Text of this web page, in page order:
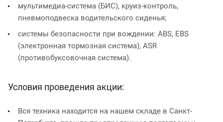
мультимедиа-система (БИС), круиз-контроль,
пневмоподвеска водительского сиденья;
системы безопасности при вождении: ABS, EBS
(электронная тормозная система), ASR
(противобуксовочная система).
Условия проведения акции:
Вся техника находится на нашем складе в Санкт-